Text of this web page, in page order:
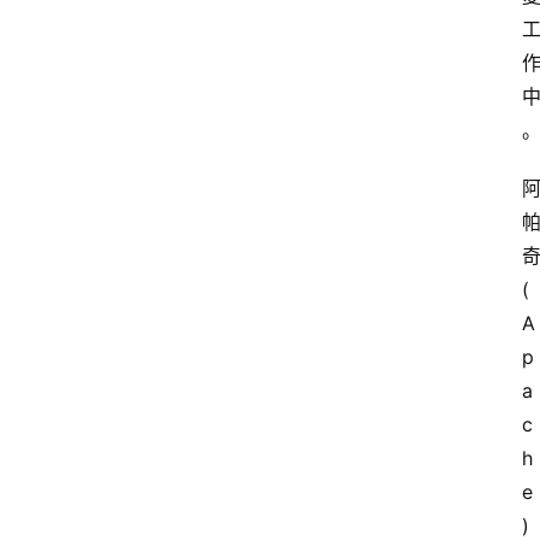
工
作
中
。
阿
帕
奇
(
A
p
a
c
h
e
)